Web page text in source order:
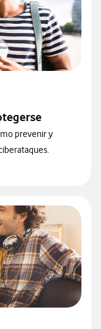
prevenir y